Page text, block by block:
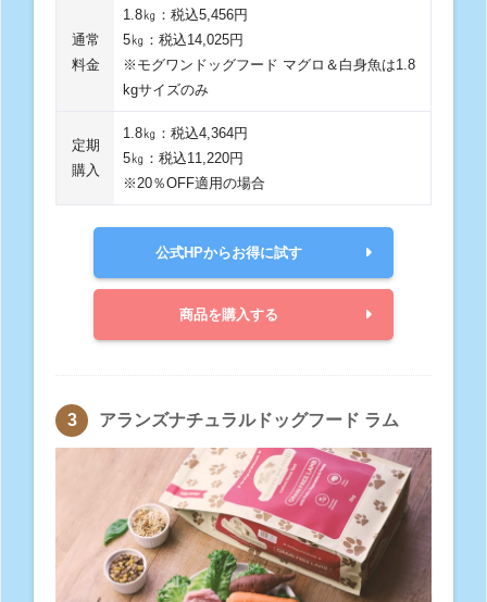
通常
料金
1.8㎏：税込5,456円
5㎏：税込14,025円
※モグワンドッグフード マグロ＆白身魚は1.8
kgサイズのみ
定期
購入
1.8㎏：税込4,364円
5㎏：税込11,220円
※20％OFF適用の場合
公式HPからお得に試す
商品を購入する
アランズナチュラルドッグフード ラム